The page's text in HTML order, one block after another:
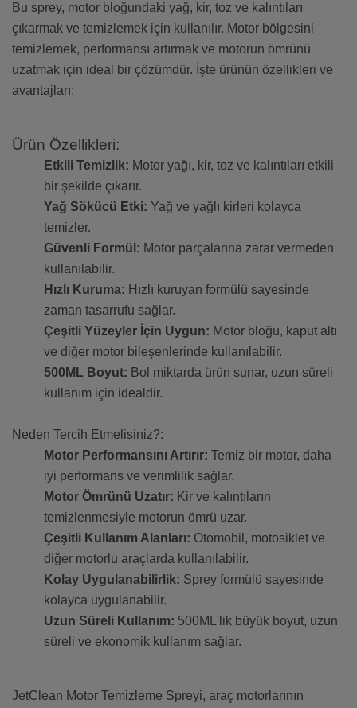
Bu sprey, motor bloğundaki yağ, kir, toz ve kalıntıları
çıkarmak ve temizlemek için kullanılır. Motor bölgesini
temizlemek, performansı artırmak ve motorun ömrünü
uzatmak için ideal bir çözümdür. İşte ürünün özellikleri ve
avantajları:
Ürün Özellikleri:
Etkili Temizlik: Motor yağı, kir, toz ve kalıntıları etkili
bir şekilde çıkarır.
Yağ Sökücü Etki: Yağ ve yağlı kirleri kolayca
temizler.
Güvenli Formül: Motor parçalarına zarar vermeden
kullanılabilir.
Hızlı Kuruma: Hızlı kuruyan formülü sayesinde
zaman tasarrufu sağlar.
Çeşitli Yüzeyler İçin Uygun: Motor bloğu, kaput altı
ve diğer motor bileşenlerinde kullanılabilir.
500ML Boyut: Bol miktarda ürün sunar, uzun süreli
kullanım için idealdir.
Neden Tercih Etmelisiniz?:
Motor Performansını Artırır: Temiz bir motor, daha
iyi performans ve verimlilik sağlar.
Motor Ömrünü Uzatır: Kir ve kalıntıların
temizlenmesiyle motorun ömrü uzar.
Çeşitli Kullanım Alanları: Otomobil, motosiklet ve
diğer motorlu araçlarda kullanılabilir.
Kolay Uygulanabilirlik: Sprey formülü sayesinde
kolayca uygulanabilir.
Uzun Süreli Kullanım: 500ML'lik büyük boyut, uzun
süreli ve ekonomik kullanım sağlar.
JetClean Motor Temizleme Spreyi, araç motorlarının